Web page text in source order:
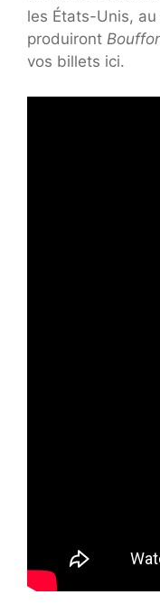
les États-Unis,
produiront
vos billets ici.